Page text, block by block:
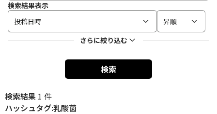
検索結果表示
投稿日時
昇順
さらに絞り込む
検索
検索結果 1 件
ハッシュタグ:乳酸菌